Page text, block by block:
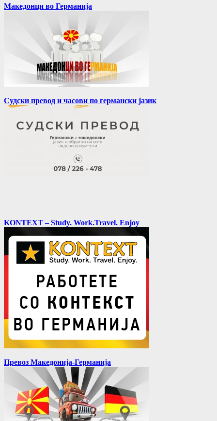
Македонци во Германија
Судски превод и часови по германски јазик
KONTEXT – Study. Work.Travel. Enjoy
Превоз Македонија-Германија